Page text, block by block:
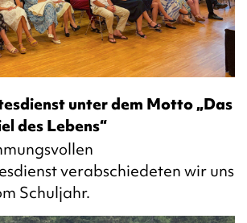
unter dem Motto „Das
des Lebens“
verabschiedeten wir uns
Schuljahr.